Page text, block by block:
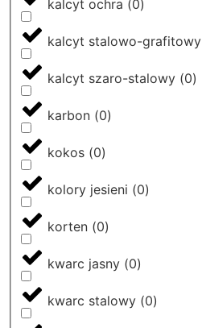
kalcyt ochra (0)
kalcyt stalowo-grafitowy
kalcyt szaro-stalowy (0)
karbon (0)
kokos (0)
kolory jesieni (0)
korten (0)
kwarc jasny (0)
kwarc stalowy (0)